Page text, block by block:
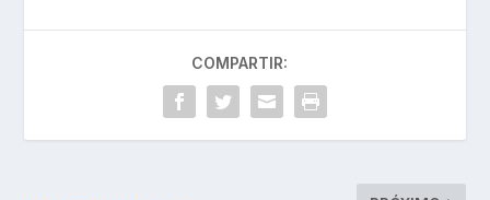
COMPARTIR: